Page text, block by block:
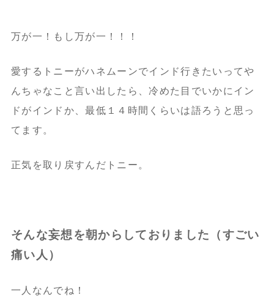
万が一！もし万が一！！！
愛するトニーがハネムーンでインド行きたいってや
んちゃなこと言い出したら、冷めた目でいかにイン
ドがインドか、最低１４時間くらいは語ろうと思っ
てます。
正気を取り戻すんだトニー。
そんな妄想を朝からしておりました（すごい
痛い人）
一人なんでね！